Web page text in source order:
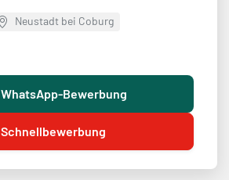
Neustadt bei Coburg
WhatsApp-Bewerbung
Schnellbewerbung